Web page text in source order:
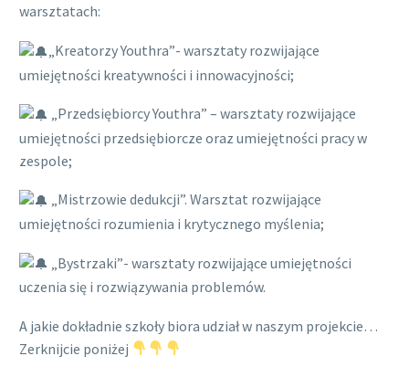
warsztatach:
„Kreatorzy Youthra”- warsztaty rozwijające
umiejętności kreatywności i innowacyjności;
„Przedsiębiorcy Youthra” – warsztaty rozwijające
umiejętności przedsiębiorcze oraz umiejętności pracy w
zespole;
„Mistrzowie dedukcji”. Warsztat rozwijające
umiejętności rozumienia i krytycznego myślenia;
„Bystrzaki”- warsztaty rozwijające umiejętności
uczenia się i rozwiązywania problemów.
A jakie dokładnie szkoły biora udział w naszym projekcie…
Zerknijcie poniżej